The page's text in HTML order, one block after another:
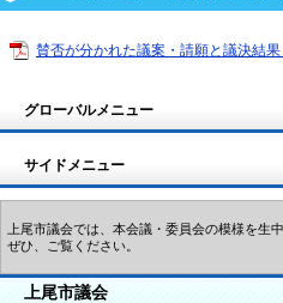
賛否が分かれた議案・請願と議決結
グローバルメニュー
サイドメニュー
上尾市議会では、本会議・委員会の模様を生
ぜひ、ご覧ください。
上尾市議会